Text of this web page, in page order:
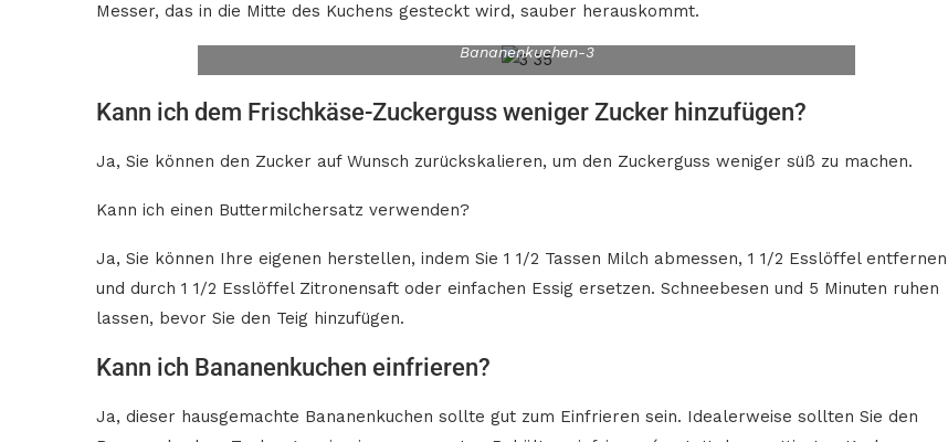
Messer, das in die Mitte des Kuchens gesteckt wird, sauber herauskommt.
Bananenkuchen-3
Kann ich dem Frischkäse-Zuckerguss weniger Zucker hinzufügen?
Ja, Sie können den Zucker auf Wunsch zurückskalieren, um den Zuckerguss weniger süß zu machen.
Kann ich einen Buttermilchersatz verwenden?
Ja, Sie können Ihre eigenen herstellen, indem Sie 1 1/2 Tassen Milch abmessen, 1 1/2 Esslöffel entfernen
und durch 1 1/2 Esslöffel Zitronensaft oder einfachen Essig ersetzen. Schneebesen und 5 Minuten ruhen
lassen, bevor Sie den Teig hinzufügen.
Kann ich Bananenkuchen einfrieren?
Ja, dieser hausgemachte Bananenkuchen sollte gut zum Einfrieren sein. Idealerweise sollten Sie den